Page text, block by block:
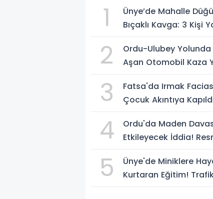
1
Ünye’de Mahalle
Bıçaklı Kavga: 3 Kişi
2
Ordu-Ulubey Yolunda
Aşan Otomobil Kaza
3
Fatsa'da Irmak
Çocuk Akıntıya
4
Ordu'da Maden
Etkileyecek İddia!
5
Ünye'de Miniklere
Kurtaran Eğitim!